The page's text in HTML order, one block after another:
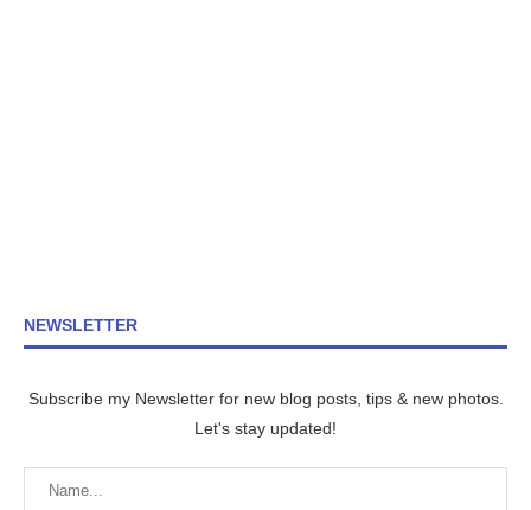
NEWSLETTER
Subscribe my Newsletter for new blog posts, tips & new photos.
Let's stay updated!